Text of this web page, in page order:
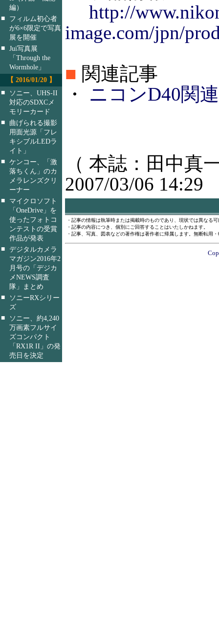
編）
■
フィルム初心者
が6×6限定で写真
展を開催
■ Jui写真展
「Through the
Wormhole」
【 2016/01/20 】
■
ソニー、UHS-II
対応のSDXCメ
モリーカード
■
曲げられる撮影
用面光源「フレ
キシブルLEDラ
イト」
■ ケンコー、「激
落ちくん」のカ
メラレンズクリ
ーナー
■
マイクロソフト
「OneDrive」を
使ったフォトコ
ンテストの受賞
作品が発表
■ デジタルカメラ
マガジン2016年2
月号の「デジカ
メNEWS調査
隊」まとめ
■
ソニーRXシリー
ズ
■
ソニー、約4,240
万画素フルサイ
ズコンパクト
「RX1R II」の発
売日を決定
http://
image.com/jpn/
■ 関連記事
・ ニコンD40関
（ 本誌：田中真
2007/03/06 14:29
・記事の情報は執筆時または掲載時のものであり、現状では異なる
・記事の内容につき、個別にご回答することはいたしかねます。
・記事、写真、図表などの著作権は著作者に帰属します。無断転用